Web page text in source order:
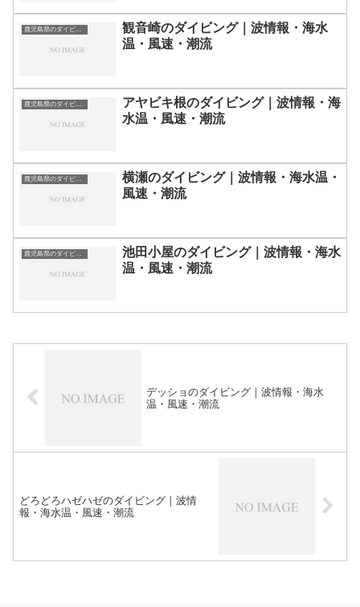
鹿児島県のダイビングスポット・ポイント一覧
観音崎のダイビング｜波情報・海水
温・風速・潮流
鹿児島県のダイビングスポット・ポイント一覧
アヤビキ根のダイビング｜波情報・海
水温・風速・潮流
鹿児島県のダイビングスポット・ポイント一覧
横瀬のダイビング｜波情報・海水温・
風速・潮流
鹿児島県のダイビングスポット・ポイント一覧
池田小屋のダイビング｜波情報・海水
温・風速・潮流
デッショのダイビング｜波情報・海水
温・風速・潮流
どろどろハゼハゼのダイビング｜波情
報・海水温・風速・潮流